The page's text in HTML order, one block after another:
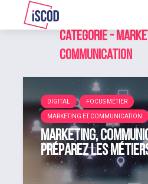
Catégorie -
Communication
DIGITAL FOCUS MÉTIER
MARKETING ET COMMUNICATION
Marketing,
préparez les